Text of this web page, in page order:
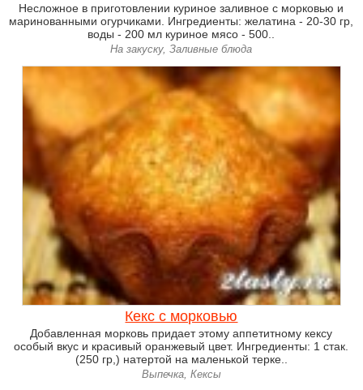
Несложное в приготовлении куриное заливное с морковью и
маринованными огурчиками. Ингредиенты: желатина - 20-30 гр,
воды - 200 мл куриное мясо - 500..
На закуску, Заливные блюда
Кекс с морковью
Добавленная морковь придает этому аппетитному кексу
особый вкус и красивый оранжевый цвет. Ингредиенты: 1 стак.
(250 гр,) натертой на маленькой терке..
Выпечка, Кексы